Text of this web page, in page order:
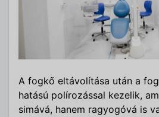
A fogkő eltávolítása után a
hatású polírozással kezelik,
simává, hanem ragyogóvá is